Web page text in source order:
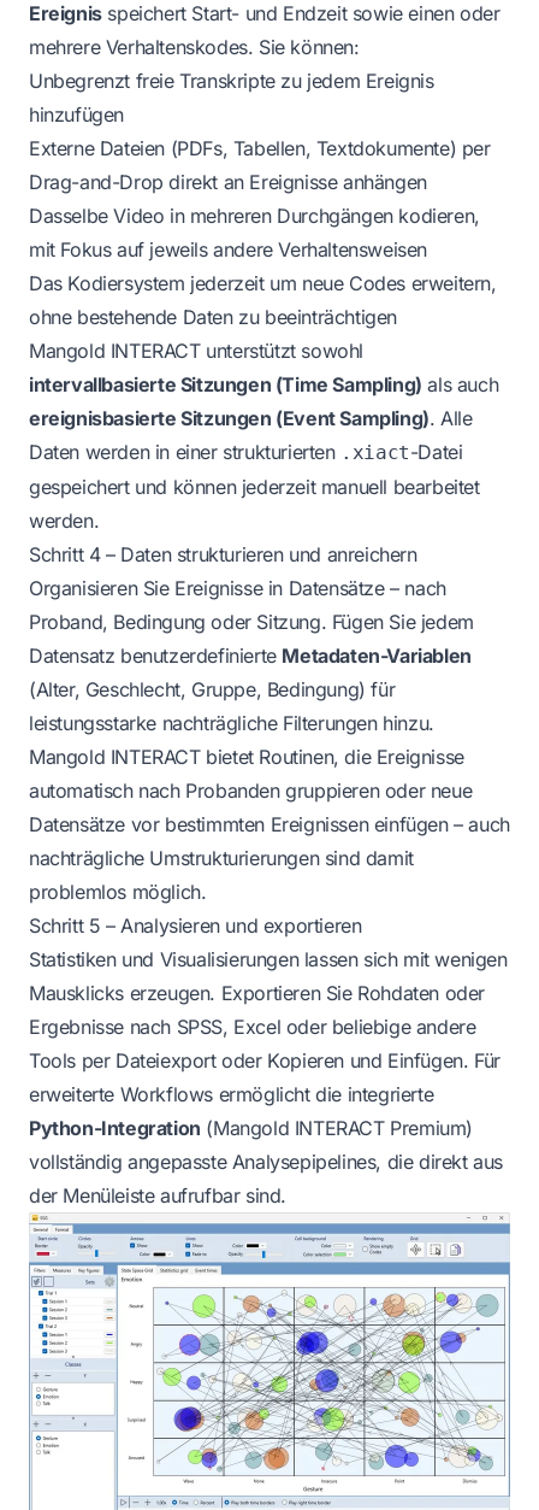
Ereignisspeichert Start- und Endzeit sowie einen oder
mehrere Verhaltenskodes. Sie können:
Unbegrenzt freie Transkripte zu jedem Ereignis
hinzufügen
Externe Dateien (PDFs, Tabellen, Textdokumente) per
Drag-and-Drop direkt an Ereignisse anhängen
Dasselbe Video in mehreren Durchgängen kodieren,
mit Fokus auf jeweils andere Verhaltensweisen
Das Kodiersystem jederzeit um neue Codes erweitern,
ohne bestehende Daten zu beeinträchtigen
Mangold INTERACT unterstützt sowohl
intervallbasierte Sitzungen (Time Sampling) als auch
ereignisbasierte Sitzungen (Event Sampling). Alle
Daten werden in einer strukturierten .xiact-Datei
gespeichert und können jederzeit manuell bearbeitet
werden.
Schritt 4 – Daten strukturieren und anreichern
Organisieren Sie Ereignisse in Datensätze – nach
Proband, Bedingung oder Sitzung. Fügen Sie jedem
Datensatz benutzerdefinierte Metadaten-Variablen
(Alter, Geschlecht, Gruppe, Bedingung) für
leistungsstarke nachträgliche Filterungen hinzu.
Mangold INTERACT bietet Routinen, die Ereignisse
automatisch nach Probanden gruppieren oder neue
Datensätze vor bestimmten Ereignissen einfügen – auch
nachträgliche Umstrukturierungen sind damit
problemlos möglich.
Schritt 5 – Analysieren und exportieren
Statistiken und Visualisierungen lassen sich mit wenigen
Mausklicks erzeugen. Exportieren Sie Rohdaten oder
Ergebnisse nach SPSS, Excel oder beliebige andere
Tools per Dateiexport oder Kopieren und Einfügen. Für
erweiterte Workflows ermöglicht die integrierte
Python-Integration (Mangold INTERACT Premium)
vollständig angepasste Analysepipelines, die direkt aus
der Menüleiste aufrufbar sind.